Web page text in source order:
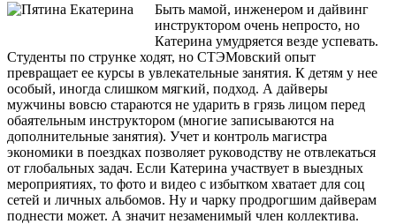
Быть мамой, инженером и дайвинг
инструктором очень непросто, но
Катерина умудряется везде успевать.
Студенты по струнке ходят, но СТЭМовский опыт
превращает ее курсы в увлекательные занятия. К детям у нее
особый, иногда слишком мягкий, подход. А дайверы
мужчины вовсю стараются не ударить в грязь лицом перед
обаятельным инструктором (многие записываются на
дополнительные занятия). Учет и контроль магистра
экономики в поездках позволяет руководству не отвлекаться
от глобальных задач. Если Катерина участвует в выездных
мероприятиях, то фото и видео с избытком хватает для соц
сетей и личных альбомов. Ну и чарку продрогшим дайверам
поднести может. А значит незаменимый член коллектива.